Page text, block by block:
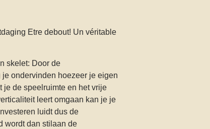
Etre debout! Un véritable
skelet: Door de
je ondervinden hoezeer je eigen
je de speelruimte en het vrije
leert omgaan kan je je
luidt dus de
wordt dan stilaan de